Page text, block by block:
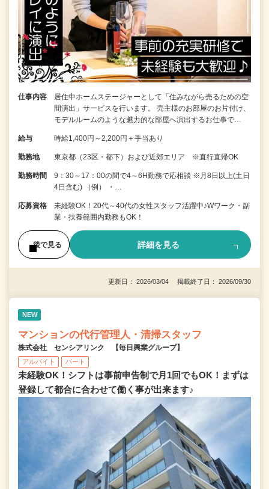
仕事内容
居住中ホームステージャーとして「住みながら売るための空
間演出」サービスを行います。 売主様のお部屋のお片付け、
モデルルームのような魅力的な部屋へ演出するお仕事で…
給与 時給1,400円～2,200円＋手当あり
勤務地 東京都（23区・都下）および近郊エリア ※直行直帰OK
勤務時間
9：30～17：00の間で4～6H勤務で応相談 ※月8日以上(土日
4日含む) （例） ・…
応募資格
未経験OK！20代～40代の女性スタッフ活躍中♪Wワーク・副
業・扶養範囲内勤務もOK！
後で見る 詳細を見る
更新日： 2026/03/04 掲載終了日： 2026/09/30
NEW
マンションの代行管理人・清掃スタッフ
株式会社 センシアリンク 【毎日興業グループ】
アルバイト パート
未経験OK！シフトは事前申告制で月1回でもOK！まずは
登録して都合に合わせて働く事が出来ます♪